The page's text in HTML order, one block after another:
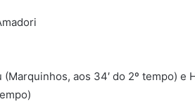
aos 34′ do 2º tempo) e